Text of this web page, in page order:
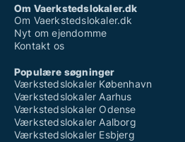
Om Vaerkstedslokaler.dk
Om Vaerkstedslokaler.dk
Nyt om ejendomme
Kontakt os
Populære søgninger
Værkstedslokaler København
Værkstedslokaler Aarhus
Værkstedslokaler Odense
Værkstedslokaler Aalborg
Værkstedslokaler Esbjerg